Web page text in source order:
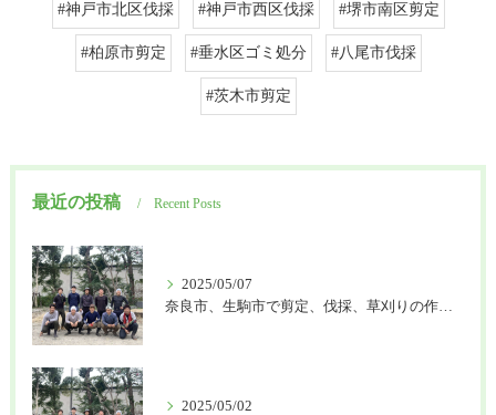
#神戸市北区伐採 #神戸市西区伐採 #堺市南区剪定
#柏原市剪定 #垂水区ゴミ処分 #八尾市伐採
#茨木市剪定
最近の投稿 Recent Posts
2025/05/07
奈良市、生駒市で剪定、伐採、草刈りの作業を頼むなら はなまる造園
2025/05/02